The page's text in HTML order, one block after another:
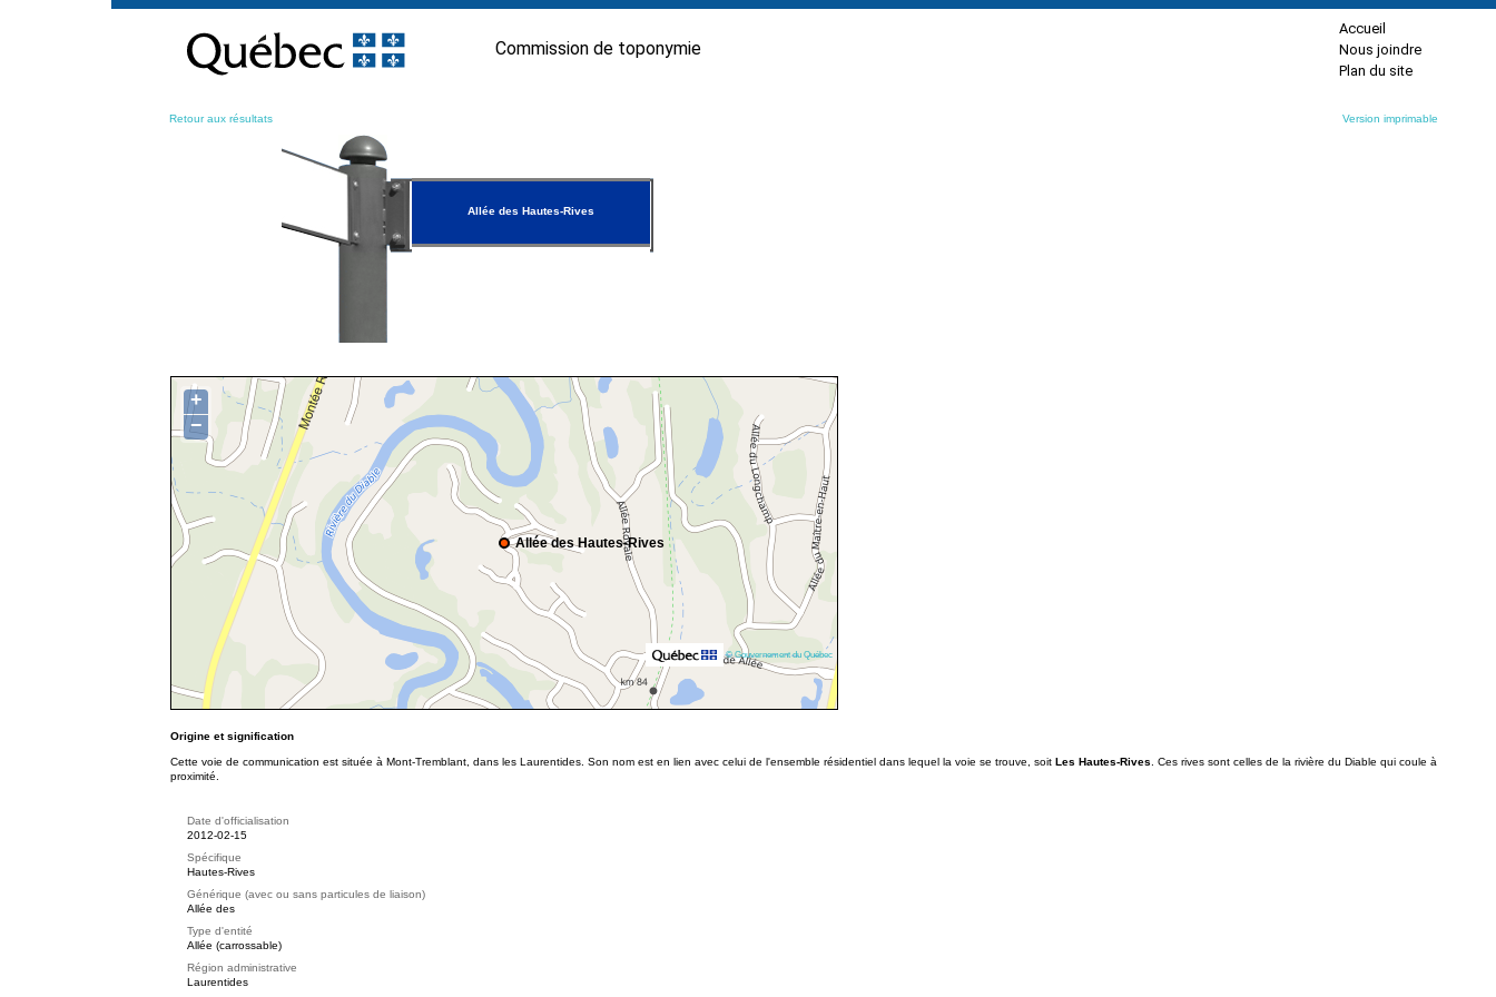
contenu
Commission de toponymie
Accueil
Nous joindre
Plan du site
Retour aux résultats Version imprimable
Allée des Hautes-Rives
Allée des Hautes-Rives
+
−
© Gouvernement du Québec
Origine et signification
Cette voie de communication est située à Mont-Tremblant, dans les Laurentides. Son nom est en lien avec celui de l'ensemble résidentiel dans lequel la voie se trouve, soit Les Hautes-Rives . Ces rives sont celles de la rivière du Diable qui coule à
proximité.
Date d'officialisation
2012-02-15
Spécifique
Hautes-Rives
Générique (avec ou sans particules de liaison)
Allée des
Type d'entité
Allée (carrossable)
Région administrative
Laurentides